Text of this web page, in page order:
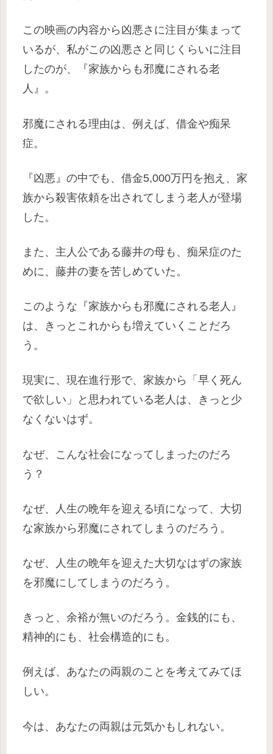
この映画の内容から凶悪さに注目が集まって
いるが、私がこの凶悪さと同じくらいに注目
したのが、『家族からも邪魔にされる老
人』。
邪魔にされる理由は、例えば、借金や痴呆
症。
『凶悪』の中でも、借金5,000万円を抱え、家
族から殺害依頼を出されてしまう老人が登場
した。
また、主人公である藤井の母も、痴呆症のた
めに、藤井の妻を苦しめていた。
このような『家族からも邪魔にされる老人』
は、きっとこれからも増えていくことだろ
う。
現実に、現在進行形で、家族から「早く死ん
で欲しい」と思われている老人は、きっと少
なくないはず。
なぜ、こんな社会になってしまったのだろ
う？
なぜ、人生の晩年を迎える頃になって、大切
な家族から邪魔にされてしまうのだろう。
なぜ、人生の晩年を迎えた大切なはずの家族
を邪魔にしてしまうのだろう。
きっと、余裕が無いのだろう。金銭的にも、
精神的にも、社会構造的にも。
例えば、あなたの両親のことを考えてみてほ
しい。
今は、あなたの両親は元気かもしれない。